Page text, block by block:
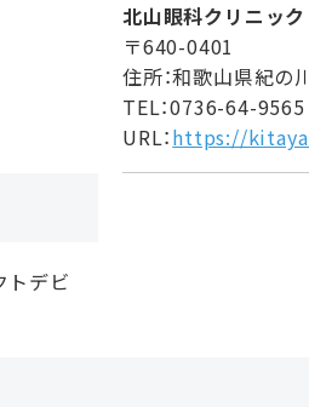
北山眼科クリニック
〒640-0401
住所：和歌山県紀の
TEL：0736-64-9565
URL：https://
トデビ